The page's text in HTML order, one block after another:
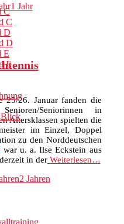
C
C
D
D
E
E
Blick
1 Jahr
25/26. Januar fanden die
Seniorinnen in
Altersklassen spielten die
im Einzel, Doppel
zu den Norddeutschen
u. a. Ilse Eckstein aus
in derWeiterlesen…
2 Jahren